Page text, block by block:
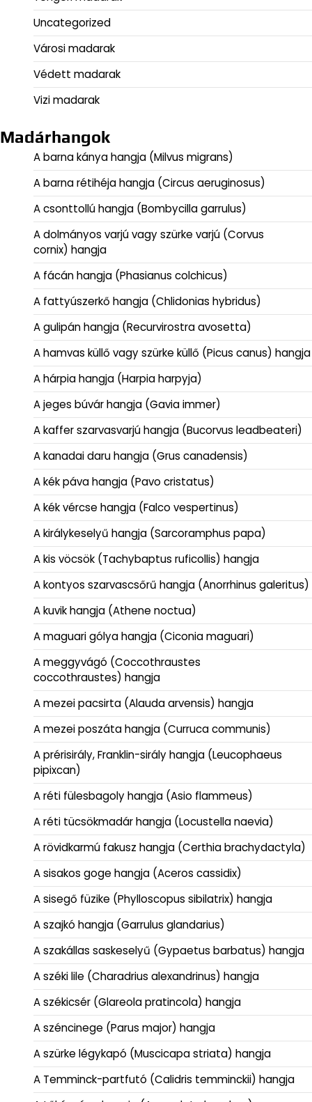
Uncategorized
Városi madarak
Védett madarak
Vizi madarak
Madárhangok
A barna kánya hangja (Milvus migrans)
A barna rétihéja hangja (Circus aeruginosus)
A csonttollú hangja (Bombycilla garrulus)
A dolmányos varjú vagy szürke varjú (Corvus
cornix) hangja
A fácán hangja (Phasianus colchicus)
A fattyúszerkő hangja (Chlidonias hybridus)
A gulipán hangja (Recurvirostra avosetta)
A hamvas küllő vagy szürke küllő (Picus canus) hangja
A hárpia hangja (Harpia harpyja)
A jeges búvár hangja (Gavia immer)
A kaffer szarvasvarjú hangja (Bucorvus leadbeateri)
A kanadai daru hangja (Grus canadensis)
A kék páva hangja (Pavo cristatus)
A kék vércse hangja (Falco vespertinus)
A királykeselyű hangja (Sarcoramphus papa)
A kis vöcsök (Tachybaptus ruficollis) hangja
A kontyos szarvascsőrű hangja (Anorrhinus galeritus)
A kuvik hangja (Athene noctua)
A maguari gólya hangja (Ciconia maguari)
A meggyvágó (Coccothraustes
coccothraustes) hangja
A mezei pacsirta (Alauda arvensis) hangja
A mezei poszáta hangja (Curruca communis)
A prérisirály, Franklin-sirály hangja (Leucophaeus
pipixcan)
A réti fülesbagoly hangja (Asio flammeus)
A réti tücsökmadár hangja (Locustella naevia)
A rövidkarmú fakusz hangja (Certhia brachydactyla)
A sisakos goge hangja (Aceros cassidix)
A sisegő füzike (Phylloscopus sibilatrix) hangja
A szajkó hangja (Garrulus glandarius)
A szakállas saskeselyű (Gypaetus barbatus) hangja
A széki lile (Charadrius alexandrinus) hangja
A székicsér (Glareola pratincola) hangja
A széncinege (Parus major) hangja
A szürke légykapó (Muscicapa striata) hangja
A Temminck-partfutó (Calidris temminckii) hangja